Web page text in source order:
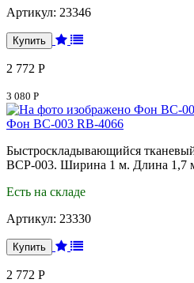
Артикул: 23346
2 772 Р
3 080 Р
Фон BC-003 RB-4066
Быстроскладывающийся
BCP-003. Ширина 1 м. Длина 1,7
Есть на складе
Артикул: 23330
2 772 Р